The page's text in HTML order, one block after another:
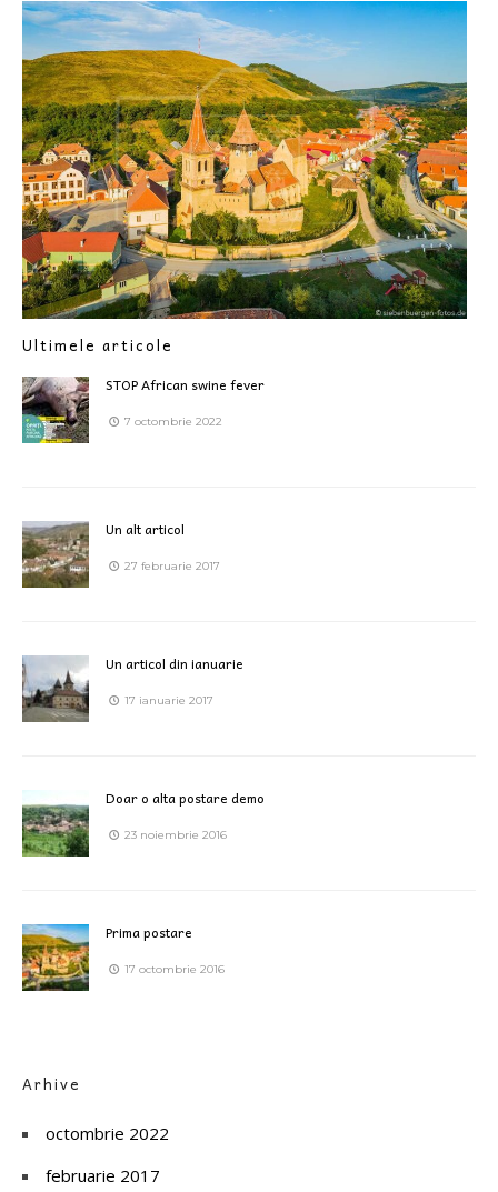
Ultimele articole
STOP African swine fever
7 octombrie 2022
Un alt articol
27 februarie 2017
Un articol din ianuarie
17 ianuarie 2017
Doar o alta postare demo
23 noiembrie 2016
Prima postare
17 octombrie 2016
Arhive
octombrie 2022
februarie 2017